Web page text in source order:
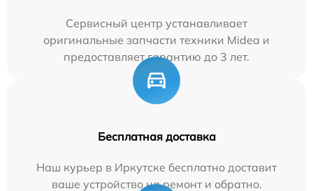
Сервисный центр устанавливает
оригинальные запчасти техники Midea и
предоставляет гарантию до 3 лет.
Бесплатная доставка
Наш курьер в Иркутске бесплатно доставит
ваше устройство на ремонт и обратно.